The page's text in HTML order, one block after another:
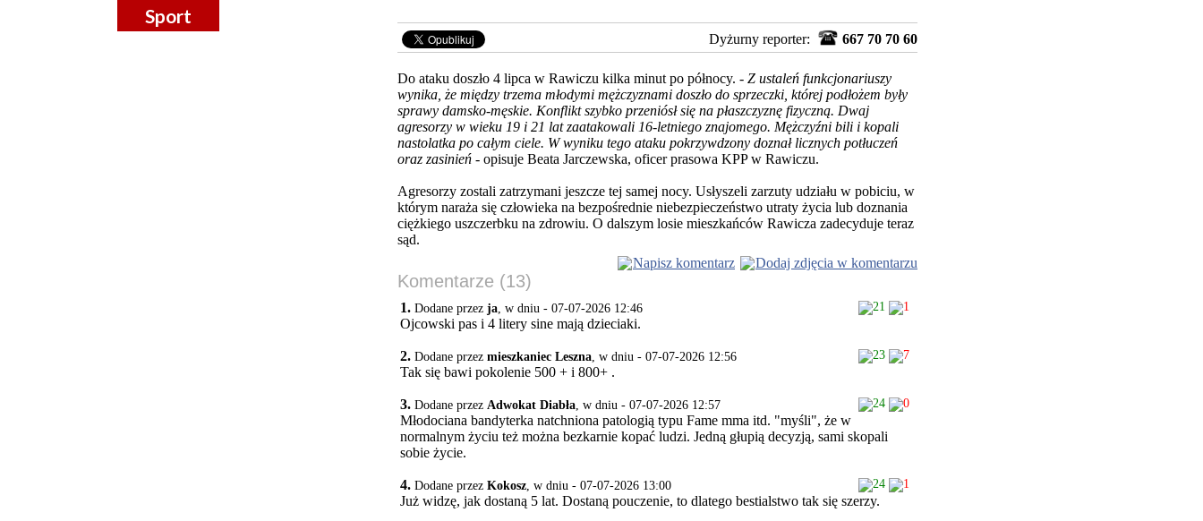
Sport
Dyżurny reporter: 667 70 70 60
Do ataku doszło 4 lipca w Rawiczu kilka minut po północy. - Z ustaleń funkcjonariuszy
wynika, że między trzema młodymi mężczyznami doszło do sprzeczki, której podłożem były
sprawy damsko-męskie. Konflikt szybko przeniósł się na płaszczyznę fizyczną. Dwaj
agresorzy w wieku 19 i 21 lat zaatakowali 16-letniego znajomego. Mężczyźni bili i kopali
nastolatka po całym ciele. W wyniku tego ataku pokrzywdzony doznał licznych potłuczeń
oraz zasinień - opisuje Beata Jarczewska, oficer prasowa KPP w Rawiczu.
Agresorzy zostali zatrzymani jeszcze tej samej nocy. Usłyszeli zarzuty udziału w pobiciu, w
którym naraża się człowieka na bezpośrednie niebezpieczeństwo utraty życia lub doznania
ciężkiego uszczerbku na zdrowiu. O dalszym losie mieszkańców Rawicza zadecyduje teraz
sąd.
Napisz komentarz
Dodaj zdjęcia w komentarzu
Komentarze (13)
1. Dodane przez ja, w dniu - 07-07-2026 12:46 21 1
Ojcowski pas i 4 litery sine mają dzieciaki.
2. Dodane przez mieszkaniec Leszna, w dniu - 07-07-2026 12:56 23 7
Tak się bawi pokolenie 500 + i 800+ .
3. Dodane przez Adwokat Diabła, w dniu - 07-07-2026 12:57 24 0
Młodociana bandyterka natchniona patologią typu Fame mma itd. "myśli", że w
normalnym życiu też można bezkarnie kopać ludzi. Jedną głupią decyzją, sami skopali
sobie życie.
4. Dodane przez Kokosz, w dniu - 07-07-2026 13:00 24 1
Już widzę, jak dostaną 5 lat. Dostaną pouczenie, to dlatego bestialstwo tak się szerzy.